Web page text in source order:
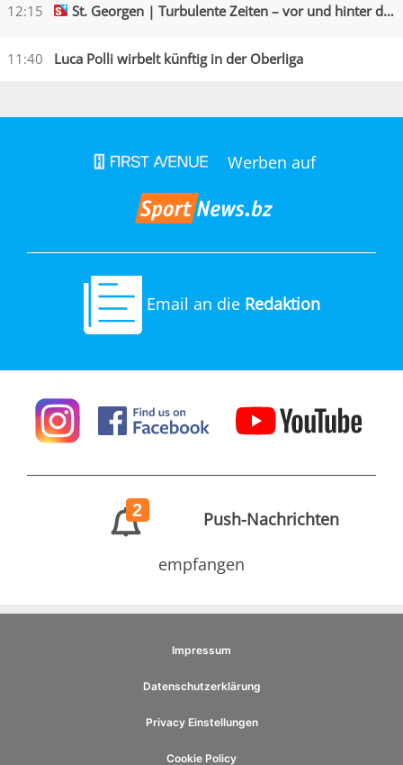
12:15 St. Georgen | Turbulente Zeiten – vor und hinter den Kulissen
11:40 Luca Polli wirbelt künftig in der Oberliga
Werben auf
Email an die Redaktion
2 Push-Nachrichten
empfangen
Impressum
Datenschutzerklärung
Privacy Einstellungen
Cookie Policy